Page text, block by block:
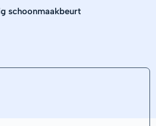
schoonmaakbeurt